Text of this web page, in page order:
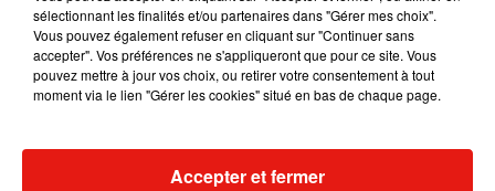
Guatemala : l'éruption du volcan
de Fuego est terminée
en Argentine, et en pleine...
sélectionnant les finalités et/ou partenaires dans "Gérer mes choix".
Vous pouvez également refuser en cliquant sur "Continuer sans
accepter". Vos préférences ne s'appliqueront que pour ce site. Vous
pouvez mettre à jour vos choix, ou retirer votre consentement à tout
moment via le lien "Gérer les cookies" situé en bas de chaque page.
Accepter et fermer